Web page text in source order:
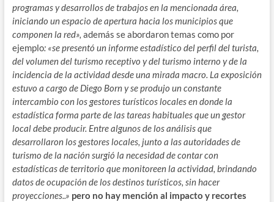
programas y desarrollos de trabajos en la mencionada área,
iniciando un espacio de apertura hacia los municipios que
componen la red», además se abordaron temas como por
ejemplo: «se presentó un informe estadístico del perfil del turista,
del volumen del turismo receptivo y del turismo interno y de la
incidencia de la actividad desde una mirada macro. La exposición
estuvo a cargo de Diego Born y se produjo un constante
intercambio con los gestores turísticos locales en donde la
estadística forma parte de las tareas habituales que un gestor
local debe producir. Entre algunos de los análisis que
desarrollaron los gestores locales, junto a las autoridades de
turismo de la nación surgió la necesidad de contar con
estadísticas de territorio que monitoreen la actividad, brindando
datos de ocupación de los destinos turísticos, sin hacer
proyecciones..» pero no hay mención al impacto y recortes